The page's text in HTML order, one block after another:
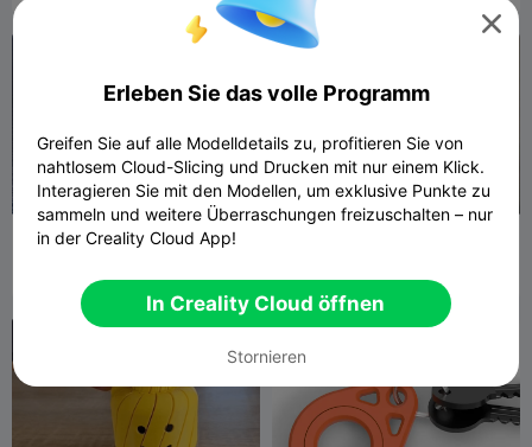
Spin'n'Squeeze Fidget-
G

Erleben Sie das volle Programm
Greifen Sie auf alle Modelldetails zu, profitieren Sie von
nahtlosem Cloud-Slicing und Drucken mit nur einem Klick.
Interagieren Sie mit den Modellen, um exklusive Punkte zu
sammeln und weitere Überraschungen freizuschalten – nur
in der Creality Cloud App!
In Creality Cloud öffnen
Stornieren